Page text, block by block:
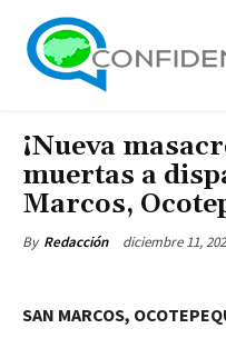
¡Nueva
muertas a
Marcos,
By Redacción diciembre 11,
SAN MARCOS,